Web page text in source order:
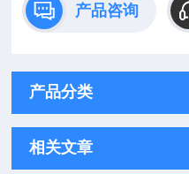
产品咨询
产品分类
相关文章